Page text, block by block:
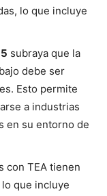
lo que incluye
subraya que la
debe ser
Esto permite
a industrias
en su entorno de
con TEA tienen
que incluye